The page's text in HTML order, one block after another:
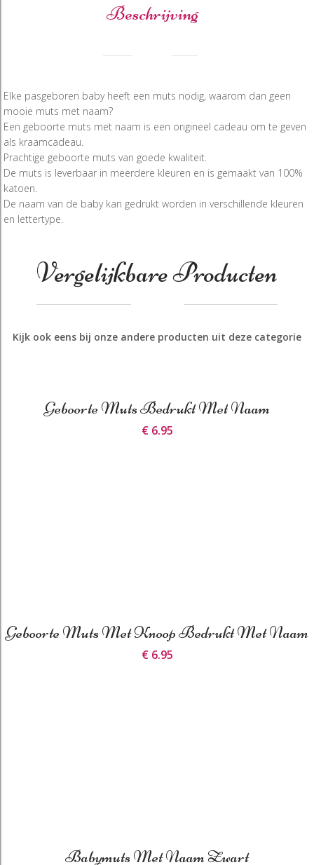
Beschrijving
Elke pasgeboren baby heeft een muts nodig, waarom dan geen
mooie muts met naam?
Een geboorte muts met naam is een origineel cadeau om te geven
als kraamcadeau.
Prachtige geboorte muts van goede kwaliteit.
De muts is leverbaar in meerdere kleuren en is gemaakt van 100%
katoen.
De naam van de baby kan gedrukt worden in verschillende kleuren
en lettertype.
Vergelijkbare Producten
Kijk ook eens bij onze andere producten uit deze categorie
Geboorte Muts Bedrukt Met Naam
€ 6.95
Geboorte Muts Met Knoop Bedrukt Met Naam
€ 6.95
Babymuts Met Naam Zwart